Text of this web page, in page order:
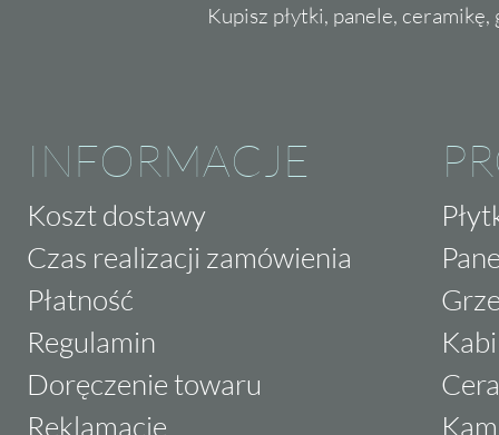
Kupisz płytki, panele,
INFORMACJE
Koszt dostawy
Czas realizacji zamówienia
Płatność
Regulamin
Doręczenie towaru
Reklamacje